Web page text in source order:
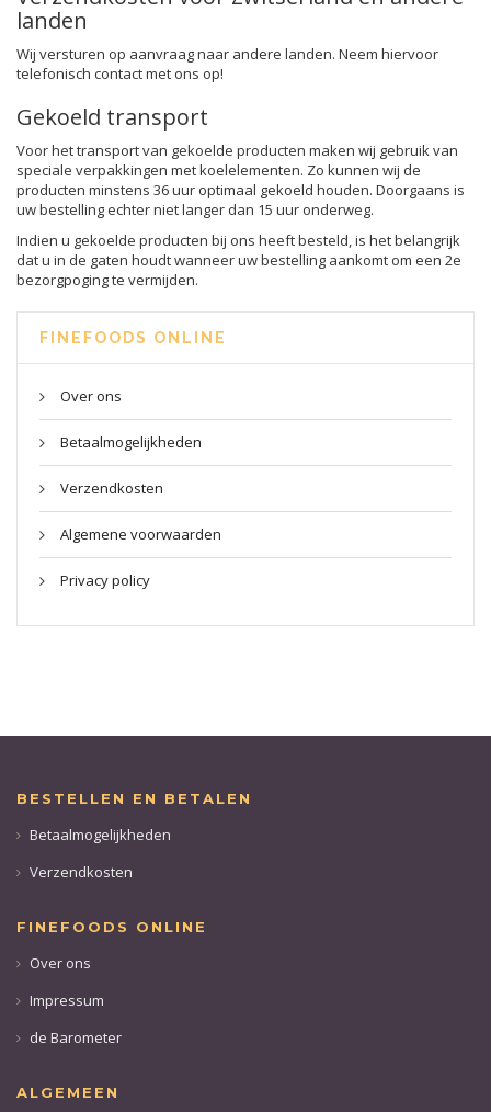
landen
Wij versturen op aanvraag naar andere landen. Neem hiervoor
telefonisch contact met ons op!
Gekoeld transport
Voor het transport van gekoelde producten maken wij gebruik van
speciale verpakkingen met koelelementen. Zo kunnen wij de
producten minstens 36 uur optimaal gekoeld houden. Doorgaans is
uw bestelling echter niet langer dan 15 uur onderweg.
Indien u gekoelde producten bij ons heeft besteld, is het belangrijk
dat u in de gaten houdt wanneer uw bestelling aankomt om een 2e
bezorgpoging te vermijden.
FINEFOODS ONLINE
Over ons
Betaalmogelijkheden
Verzendkosten
Algemene voorwaarden
Privacy policy
BESTELLEN EN BETALEN
Betaalmogelijkheden
Verzendkosten
FINEFOODS ONLINE
Over ons
Impressum
de Barometer
ALGEMEEN